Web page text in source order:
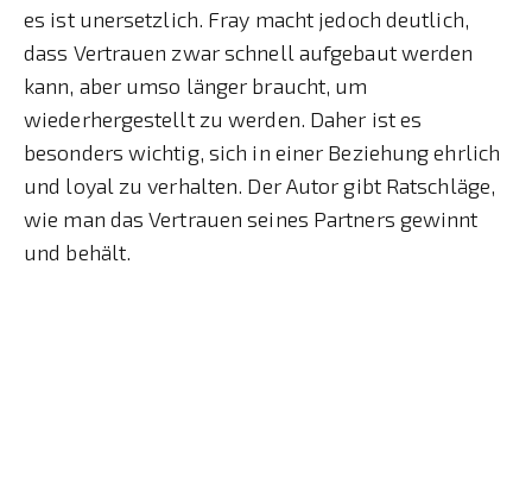
es ist unersetzlich. Fray macht jedoch deutlich,
dass Vertrauen zwar schnell aufgebaut werden
kann, aber umso länger braucht, um
wiederhergestellt zu werden. Daher ist es
besonders wichtig, sich in einer Beziehung ehrlich
und loyal zu verhalten. Der Autor gibt Ratschläge,
wie man das Vertrauen seines Partners gewinnt
und behält.